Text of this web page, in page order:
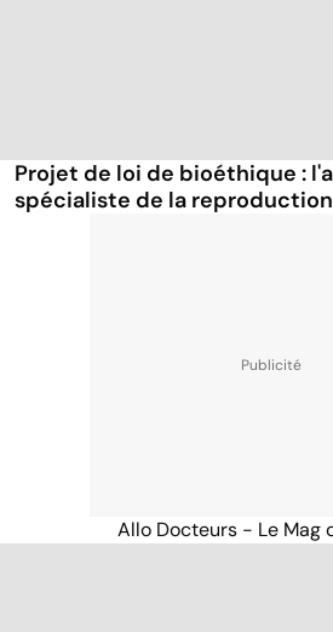
Projet de loi de bioéthique :
spécialiste de la reproduction
Allo Docteurs - Le Mag